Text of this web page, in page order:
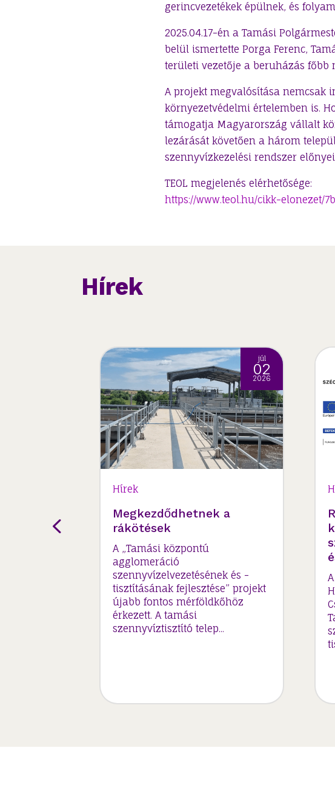
gerincvezetékek épülnek, és
2025.04.17-én a Tamási
belül ismertette Porga Ferenc,
területi vezetője a beruházás főbb
A projekt megvalósítása nemcsak
környezetvédelmi értelemben is.
támogatja Magyarország vállalt
lezárását követően a három
szennyvízkezelési rendszer
TEOL megjelenés elérhetősége:
https://www.teol.hu/cikk-elonezet/
Hírek
júl
02
2026
Hírek
Megkezdődhetnek a
rákötések
A „Tamási központú
agglomeráció
szennyvízelvezetésének és -
tisztításának fejlesztése” projekt
újabb fontos mérföldkőhöz
érkezett. A tamási
szennyvíztisztító telep...